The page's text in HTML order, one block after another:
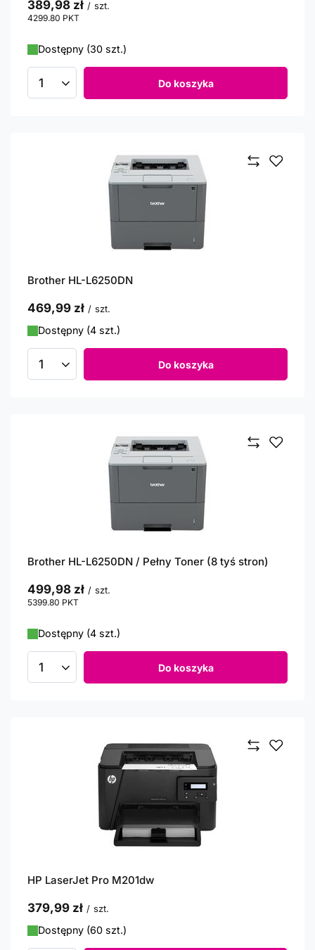
389,98 zł / szt.
4299.80 PKT
Dostępny (30 szt.)
Ilość produktów Do koszyka
Brother HL-L6250DN
469,99 zł / szt.
Dostępny (4 szt.)
Ilość produktów Do koszyka
Brother HL-L6250DN / Pełny Toner (8 tyś stron)
499,98 zł / szt.
5399.80 PKT
Dostępny (4 szt.)
Ilość produktów Do koszyka
HP LaserJet Pro M201dw
379,99 zł / szt.
Dostępny (60 szt.)